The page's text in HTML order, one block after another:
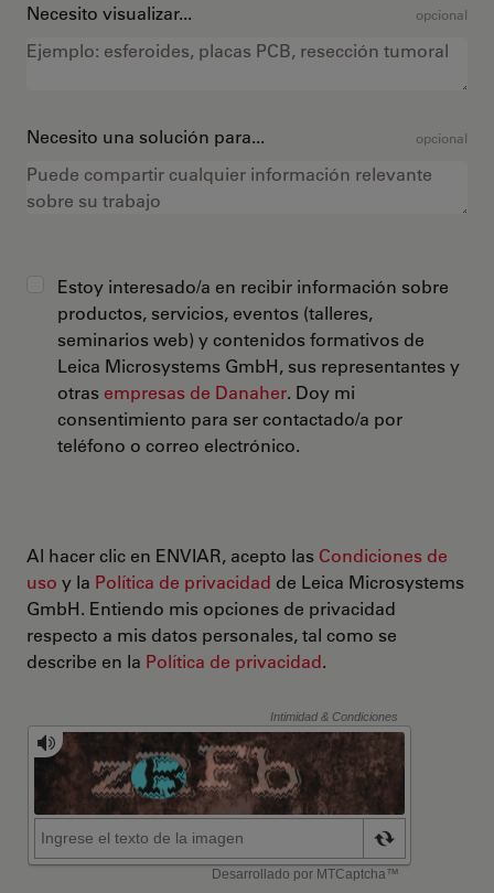
Necesito visualizar... opcional
Necesito una solución para... opcional
Estoy interesado/a en recibir información sobre
productos, servicios, eventos (talleres,
seminarios web) y contenidos formativos de
Leica Microsystems GmbH, sus representantes y
otras empresas de Danaher. Doy mi
consentimiento para ser contactado/a por
teléfono o correo electrónico.
Al hacer clic en ENVIAR, acepto las Condiciones de
uso y la Política de privacidad de Leica Microsystems
GmbH. Entiendo mis opciones de privacidad
respecto a mis datos personales, tal como se
describe en la Política de privacidad.